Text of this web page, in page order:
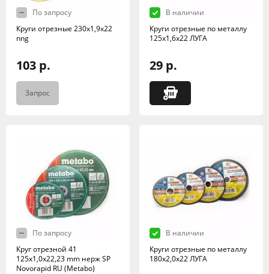
По запросу
Круги отрезные 230х1,9х22
nng
103 р.
Запрос
В наличии
Круги отрезные по металлу
125х1,6х22 ЛУГА
29 р.
По запросу
Круг отрезной 41
125х1,0х22,23 mm нерж SP
Novorapid RU (Metabo)
В наличии
Круги отрезные по металлу
180х2,0х22 ЛУГА